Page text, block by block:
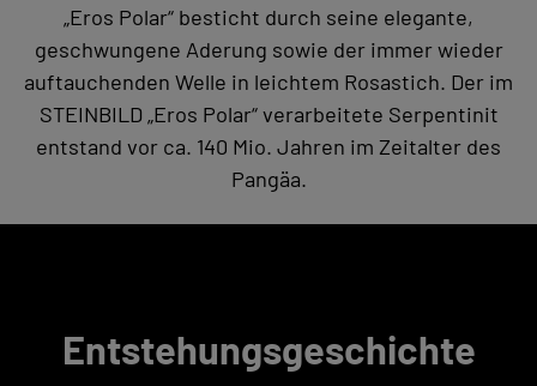
„Eros Polar“ besticht durch seine elegante,
geschwungene Aderung sowie der immer wieder
auftauchenden Welle in leichtem Rosastich. Der im
STEINBILD „Eros Polar“ verarbeitete Serpentinit
entstand vor ca. 140 Mio. Jahren im Zeitalter des
Pangäa.
Entstehungsgeschichte